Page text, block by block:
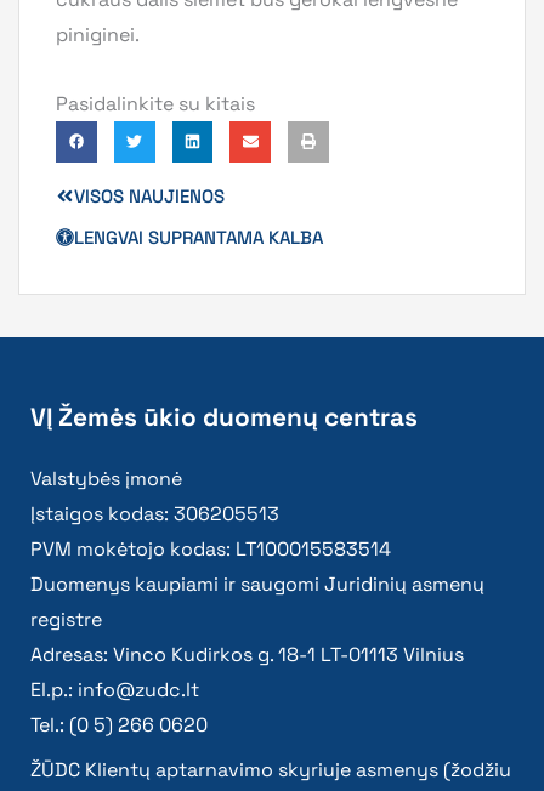
piniginei.
Pasidalinkite su kitais
VISOS NAUJIENOS
LENGVAI SUPRANTAMA KALBA
VĮ Žemės ūkio duomenų centras
Valstybės įmonė
Įstaigos kodas: 306205513
PVM mokėtojo kodas: LT100015583514
Duomenys kaupiami ir saugomi Juridinių asmenų
registre
Adresas: Vinco Kudirkos g. 18-1 LT-01113 Vilnius
El.p.: info@zudc.lt
Tel.: (0 5) 266 0620
ŽŪDC Klientų aptarnavimo skyriuje asmenys (žodžiu